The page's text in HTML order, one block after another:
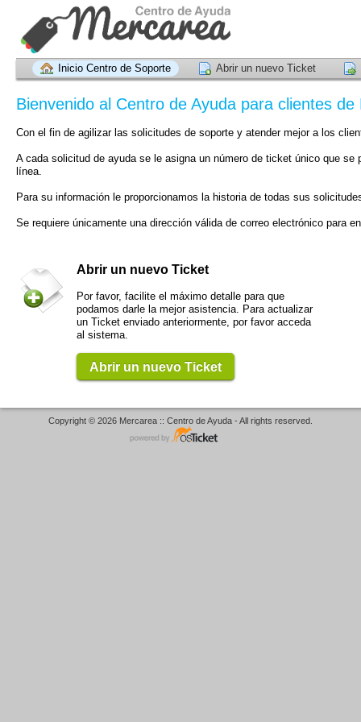
Inicio Centro de Soporte Abrir un nuevo Ticket
Bienvenido al Centro de Ayuda para clientes de
Con el fin de agilizar las solicitudes de soporte y atender mejor a los
A cada solicitud de ayuda se le asigna un número de ticket único que
línea.
Para su información le proporcionamos la historia de todas sus
Se requiere únicamente una dirección válida de correo electrónico para
Abrir un nuevo Ticket
Por favor, facilite el máximo detalle para que
podamos darle la mejor asistencia. Para actualizar
un Ticket enviado anteriormente, por favor acceda
al sistema.
Abrir un nuevo Ticket
Copyright © 2026 Mercarea :: Centro de Ayuda - All rights reserved.